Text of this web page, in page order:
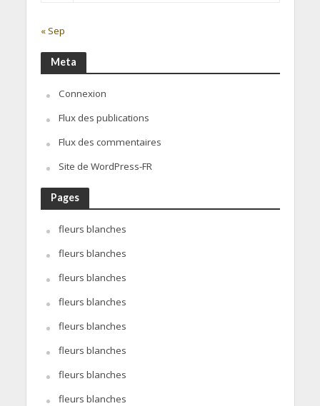
« Sep
Meta
Connexion
Flux des publications
Flux des commentaires
Site de WordPress-FR
Pages
fleurs blanches
fleurs blanches
fleurs blanches
fleurs blanches
fleurs blanches
fleurs blanches
fleurs blanches
fleurs blanches